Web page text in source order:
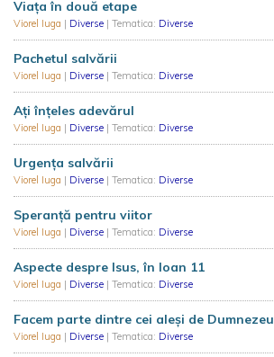
Viața în două etape
Viorel Iuga | Diverse | Tematica: Diverse
Pachetul salvării
Viorel Iuga | Diverse | Tematica: Diverse
Ați înțeles adevărul
Viorel Iuga | Diverse | Tematica: Diverse
Urgența salvării
Viorel Iuga | Diverse | Tematica: Diverse
Speranță pentru viitor
Viorel Iuga | Diverse | Tematica: Diverse
Aspecte despre Isus, în Ioan 11
Viorel Iuga | Diverse | Tematica: Diverse
Facem parte dintre cei aleși de Dumnezeu
Viorel Iuga | Diverse | Tematica: Diverse